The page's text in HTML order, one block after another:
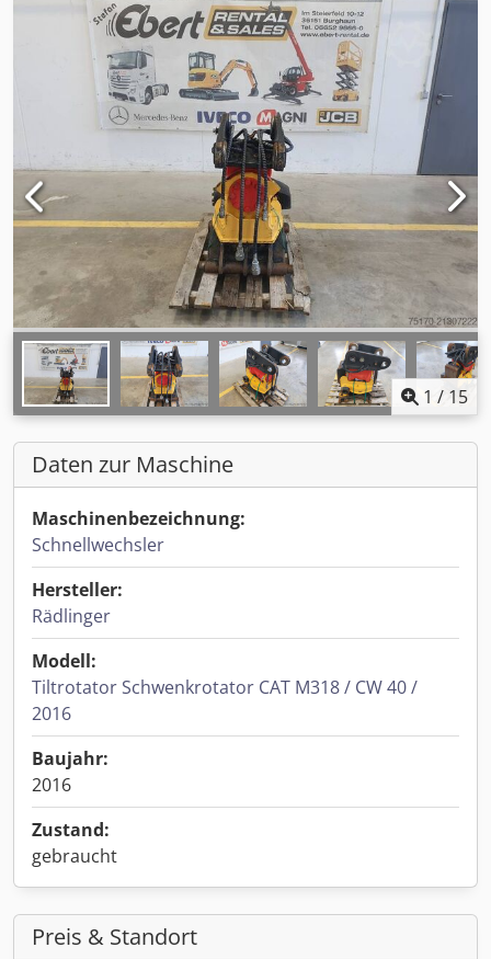
1 / 15
Daten zur Maschine
Maschinenbezeichnung:
Schnellwechsler
Hersteller:
Rädlinger
Modell:
Tiltrotator Schwenkrotator CAT M318 / CW 40 /
2016
Baujahr:
2016
Zustand:
gebraucht
Preis & Standort